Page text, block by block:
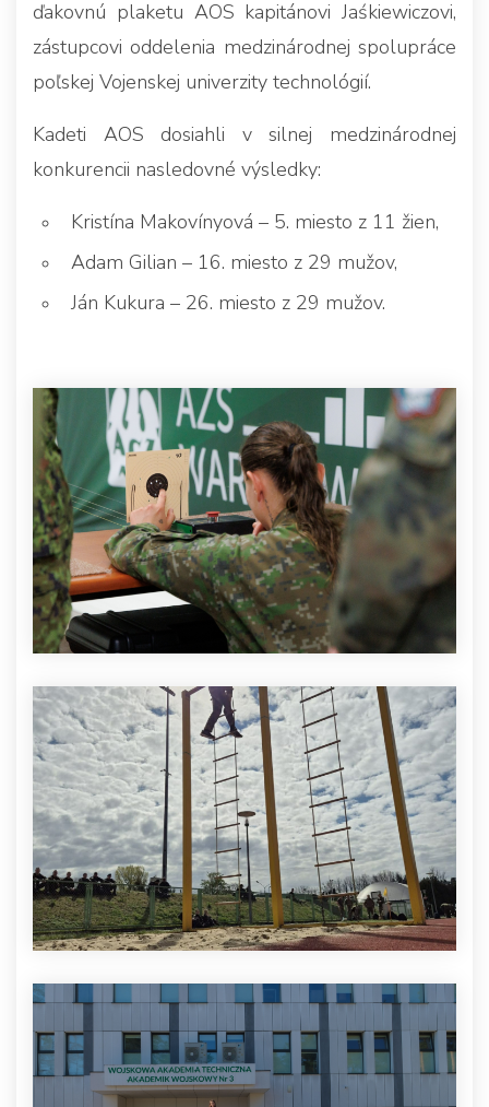
ďakovnú plaketu AOS kapitánovi Jaśkiewiczovi,
zástupcovi oddelenia medzinárodnej spolupráce
poľskej Vojenskej univerzity technológií.
Kadeti AOS dosiahli v silnej medzinárodnej
konkurencii nasledovné výsledky:
Kristína Makovínyová – 5. miesto z 11 žien,
Adam Gilian – 16. miesto z 29 mužov,
Ján Kukura – 26. miesto z 29 mužov.